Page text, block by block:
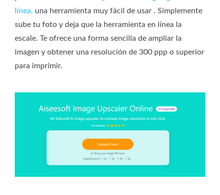
línea, una herramienta muy fácil de usar . Simplemente
sube tu foto y deja que la herramienta en línea la
escale. Te ofrece una forma sencilla de ampliar la
imagen y obtener una resolución de 300 ppp o superior
para imprimir.